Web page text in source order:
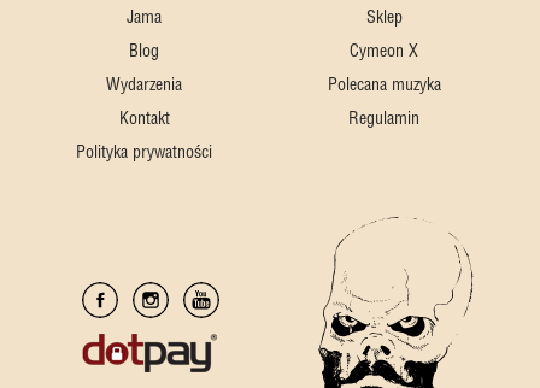
Jama
Sklep
Blog
Cymeon X
Wydarzenia
Polecana muzyka
Kontakt
Regulamin
Polityka prywatności